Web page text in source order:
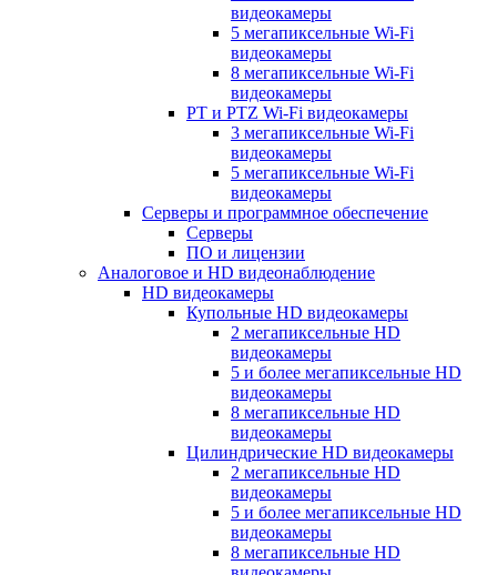
видеокамеры
5 мегапиксельные Wi-Fi
видеокамеры
8 мегапиксельные Wi-Fi
видеокамеры
PT и PTZ Wi-Fi видеокамеры
3 мегапиксельные Wi-Fi
видеокамеры
5 мегапиксельные Wi-Fi
видеокамеры
Серверы и программное обеспечение
Серверы
ПО и лицензии
Аналоговое и HD видеонаблюдение
HD видеокамеры
Купольные HD видеокамеры
2 мегапиксельные HD
видеокамеры
5 и более мегапиксельные HD
видеокамеры
8 мегапиксельные HD
видеокамеры
Цилиндрические HD видеокамеры
2 мегапиксельные HD
видеокамеры
5 и более мегапиксельные HD
видеокамеры
8 мегапиксельные HD